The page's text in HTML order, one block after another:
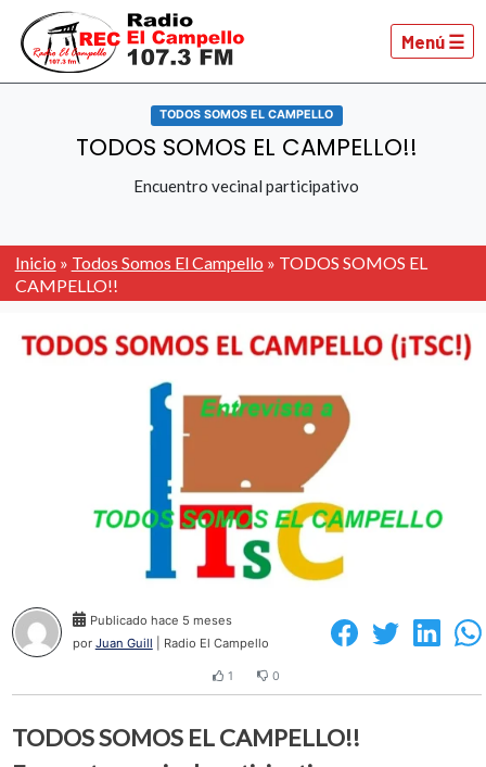
Menú ☰
TODOS SOMOS EL CAMPELLO
TODOS SOMOS EL CAMPELLO!!
Encuentro vecinal participativo
Inicio » Todos Somos El Campello » TODOS SOMOS EL
CAMPELLO!!
Publicado hace 5 meses
por Juan Guill | Radio El Campello
1 0
TODOS SOMOS EL CAMPELLO!!